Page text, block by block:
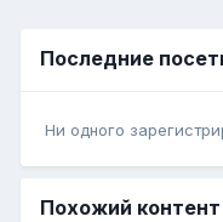
Последние
Ни одного
Похожий контент